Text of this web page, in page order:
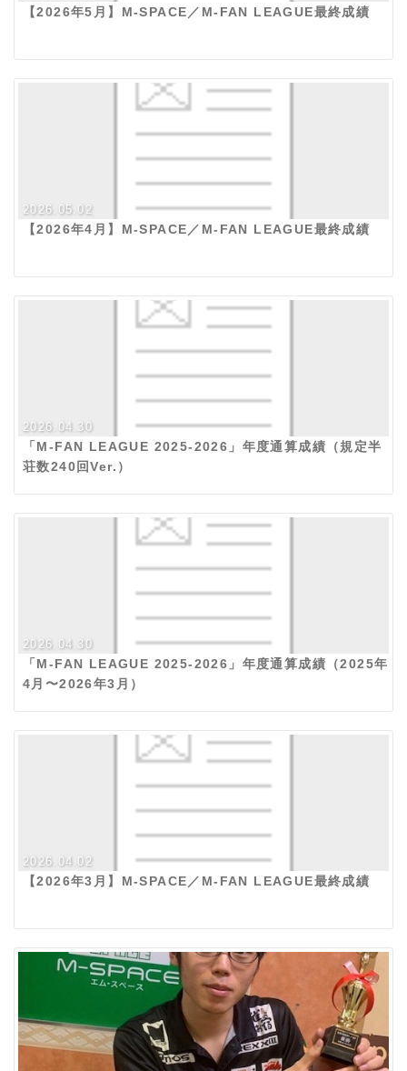
【2026年5月】M-SPACE／M-FAN LEAGUE最終成績
2026.05.02
【2026年4月】M-SPACE／M-FAN LEAGUE最終成績
2026.04.30
「M-FAN LEAGUE 2025-2026」年度通算成績（規定半
荘数240回Ver.）
2026.04.30
「M-FAN LEAGUE 2025-2026」年度通算成績（2025年
4月〜2026年3月）
2026.04.02
【2026年3月】M-SPACE／M-FAN LEAGUE最終成績